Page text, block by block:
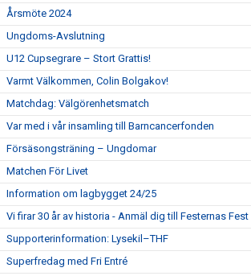
Årsmöte 2024
Ungdoms-Avslutning
U12 Cupsegrare – Stort Grattis!
Varmt Välkommen, Colin Bolgakov!
Matchdag: Välgörenhetsmatch
Var med i vår insamling till Barncancerfonden
Försäsongsträning – Ungdomar
Matchen För Livet
Information om lagbygget 24/25
Vi firar 30 år av historia - Anmäl dig till Festernas Fest
Supporterinformation: Lysekil–THF
Superfredag med Fri Entré